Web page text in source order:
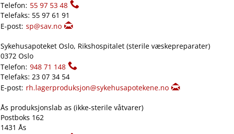
Telefon: 55 97 53 48
Telefaks: 55 97 61 91
E-post: sp@sav.no
Sykehusapoteket Oslo, Rikshospitalet (sterile væskepreparater)
0372 Oslo
Telefon: 948 71 148
Telefaks: 23 07 34 54
E-post: rh.lagerproduksjon@sykehusapotekene.no
Ås produksjonslab as (ikke-sterile våtvarer)
Postboks 162
1431 Ås